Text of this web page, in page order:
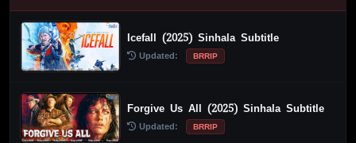
Icefall (2025) Sinhala Subtitle
Updated: BRRIP
Forgive Us All (2025) Sinhala Subtitle
Updated: BRRIP